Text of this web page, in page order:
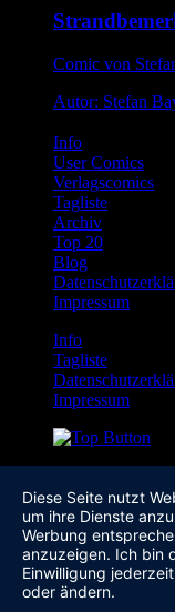
Comic von
Autor: Stefan
Info
User Comics
Verlagscomics
Tagliste
Archiv
Top 20
Blog
Impressum
Info
Tagliste
Impressum
Diese Seite nutzt
um ihre Dienste
Werbung
anzuzeigen. Ich bin
Einwilligung
oder ändern.